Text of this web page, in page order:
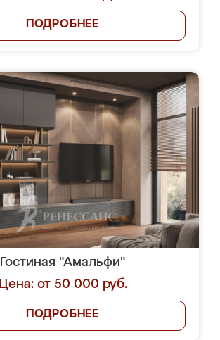
ПОДРОБНЕЕ
Гостиная "Амальфи"
Цена: от 50 000 руб.
ПОДРОБНЕЕ